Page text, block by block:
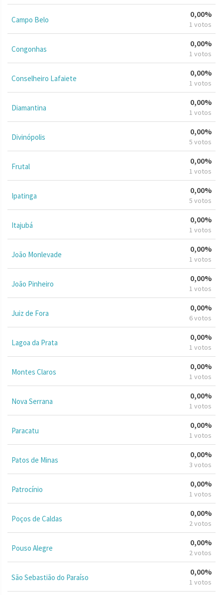
Campo Belo
0,00%
1 votos
Congonhas
0,00%
1 votos
Conselheiro Lafaiete
0,00%
1 votos
Diamantina
0,00%
1 votos
Divinópolis
0,00%
5 votos
Frutal
0,00%
1 votos
Ipatinga
0,00%
5 votos
Itajubá
0,00%
1 votos
João Monlevade
0,00%
1 votos
João Pinheiro
0,00%
1 votos
Juiz de Fora
0,00%
6 votos
Lagoa da Prata
0,00%
1 votos
Montes Claros
0,00%
1 votos
Nova Serrana
0,00%
1 votos
Paracatu
0,00%
1 votos
Patos de Minas
0,00%
3 votos
Patrocínio
0,00%
1 votos
Poços de Caldas
0,00%
2 votos
Pouso Alegre
0,00%
2 votos
São Sebastião do Paraíso
0,00%
1 votos